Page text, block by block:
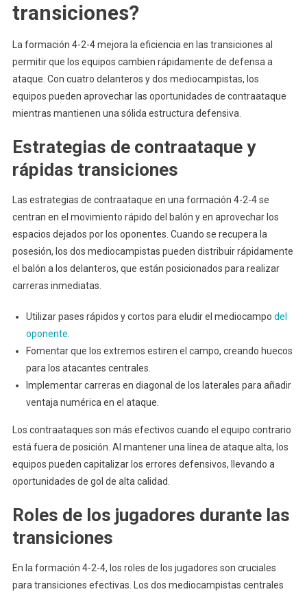
transiciones?
La formación 4-2-4 mejora la eficiencia en las transiciones al
permitir que los equipos cambien rápidamente de defensa a
ataque. Con cuatro delanteros y dos mediocampistas, los
equipos pueden aprovechar las oportunidades de contraataque
mientras mantienen una sólida estructura defensiva.
Estrategias de contraataque y
rápidas transiciones
Las estrategias de contraataque en una formación 4-2-4 se
centran en el movimiento rápido del balón y en aprovechar los
espacios dejados por los oponentes. Cuando se recupera la
posesión, los dos mediocampistas pueden distribuir rápidamente
el balón a los delanteros, que están posicionados para realizar
carreras inmediatas.
Utilizar pases rápidos y cortos para eludir el mediocampo del
oponente.
Fomentar que los extremos estiren el campo, creando huecos
para los atacantes centrales.
Implementar carreras en diagonal de los laterales para añadir
ventaja numérica en el ataque.
Los contraataques son más efectivos cuando el equipo contrario
está fuera de posición. Al mantener una línea de ataque alta, los
equipos pueden capitalizar los errores defensivos, llevando a
oportunidades de gol de alta calidad.
Roles de los jugadores durante las
transiciones
En la formación 4-2-4, los roles de los jugadores son cruciales
para transiciones efectivas. Los dos mediocampistas centrales